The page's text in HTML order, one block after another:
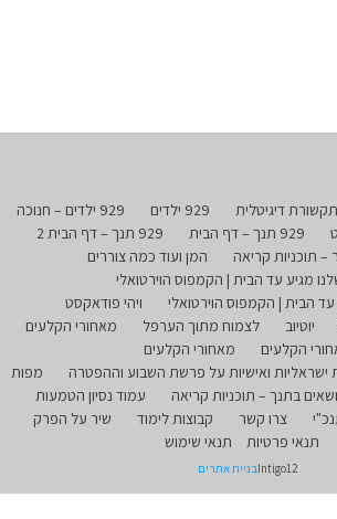
929 ילדים
929 ילדים – חנוכה
929 תנך – דף הבית
929 תנך – דף הבית 2
– תוכניות קריאה
המן ועוד כמה צוררים
מגיע עד הבית | הקמפוס הוירטואלי
הבית | הקמפוס הוירטואלי
ויהי פודאקסט
יוטיוב לצמוח מתוך הערפל
מאחורי הקלעים
הקלעים
מאחורי הקלעים
ואישיות על פרשת השבוע וההפטרה
מפות
בתנך – תוכניות קריאה
עמוד נסיון הטמעות
צרו קשר קבוצות לימוד
שיר על הפרק
תנאי פרטיות
תנאי שימוש
Intigo12בניית אתרים